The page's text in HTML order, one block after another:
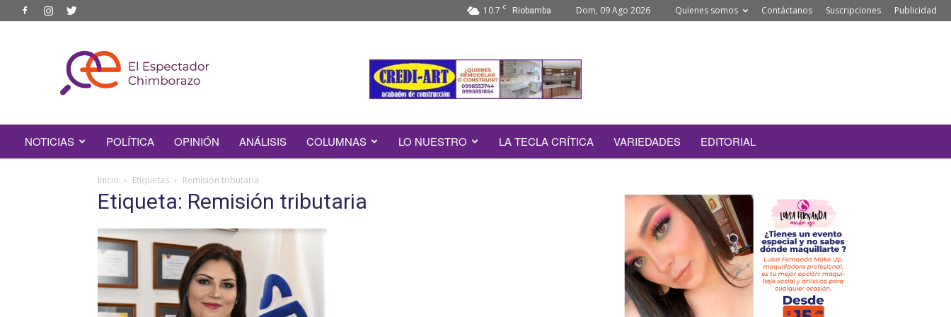
10.7 C Riobamba Dom, 09 Ago 2026 Quienes somos Contáctanos Suscripciones Publicidad
ESPECTADOR
CHIMBORAZO
NOTICIAS POLÍTICA OPINIÓN ANÁLISIS COLUMNAS LO NUESTRO LA TECLA CRÍTICA VARIEDADES EDITORIAL
Inicio Etiquetas Remisión tributaria
Etiqueta: Remisión tributaria